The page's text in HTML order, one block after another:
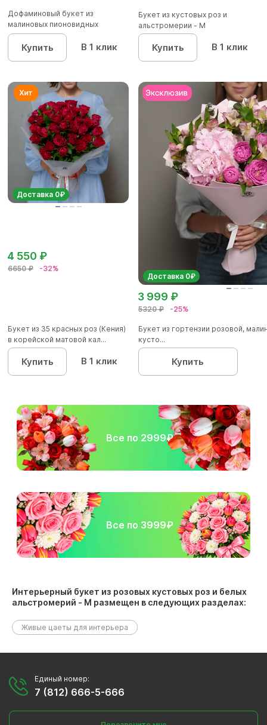
Дофаминовый букет из
малиновых пионовидных
кустовых роз...
Купить В 1 клик
Букет из кустовых роз и
альстромерии - М
Купить В 1 клик
Доставка 0₽
6650 ₽ -32%
4 550 ₽
Букет из 35 красных роз (Кения)
в корейской матовой кал...
Купить В 1 клик
Доставка 0₽
5320 ₽ -25%
3 999 ₽
Букет из гортензии розовой,
кусто...
Купить
Все по 2999₽
Все по 3999₽
Интерьерный букет из розовых кустовых роз и белых
альстромерий - М размещен в следующих разделах:
Живые цаеты для интерьера
Единый номер:
7 (812) 666-5-666